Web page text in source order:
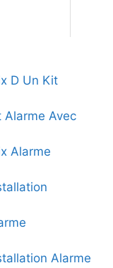
D Un Kit
Alarme Avec
Alarme
Alarme